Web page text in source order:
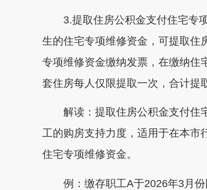
3.提取住房公积金支付住宅专
生的住宅专项维修资金，可提取住
专项维修资金缴纳发票，在缴纳住
套住房每人仅限提取一次，合计提
解读：提取住房公积金支付住
工的购房支持力度，适用于在本市
住宅专项维修资金。
例：缴存职工A于2026年3月